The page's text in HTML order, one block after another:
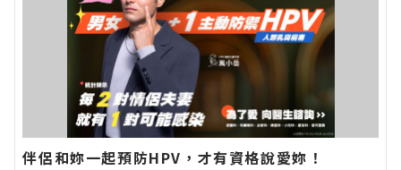
伴侶和妳一起預防HPV，才有資格說愛妳！